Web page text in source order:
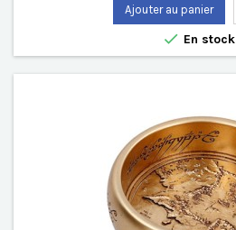
Ajouter au panier
 En stock